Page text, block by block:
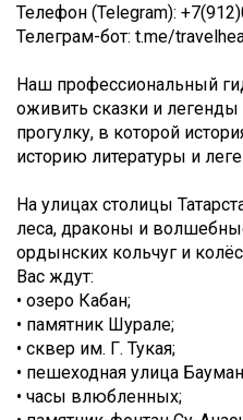
Телефон (Telegram):
Телеграм-бот: t.me/
Наш профессиональный
оживить сказки и
прогулку, в которой
историю литературы и
На улицах столицы
леса, драконы и
ордынских кольчуг и
Вас ждут:
• озеро Кабан;
• памятник Шурале;
• сквер им. Г. Тукая;
• пешеходная улица
• часы влюбленных;